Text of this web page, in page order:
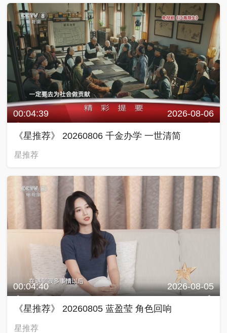
00:04:39 2026-08-06
《星推荐》 20260806 千金办学 一世清简
星推荐
00:04:40 2026-08-05
《星推荐》 20260805 蓝盈莹 角色回响
星推荐